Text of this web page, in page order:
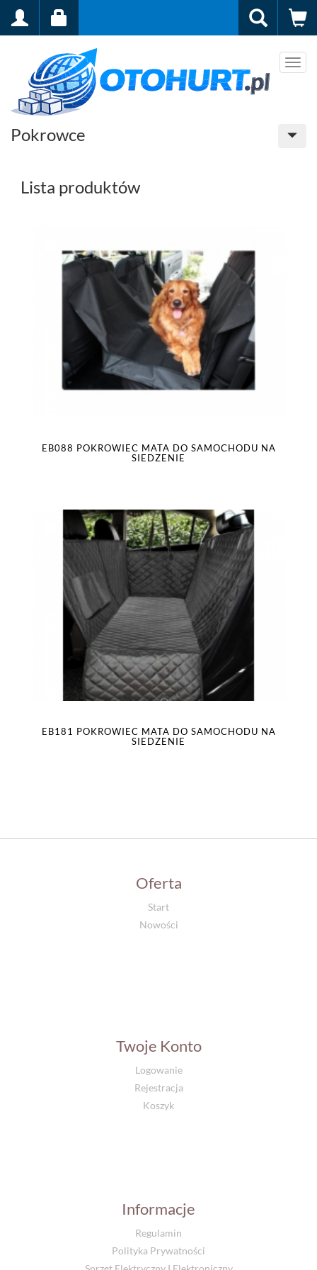
Menu
Pokrowce
Lista produktów
EB088 POKROWIEC MATA DO SAMOCHODU NA
SIEDZENIE
EB181 POKROWIEC MATA DO SAMOCHODU NA
SIEDZENIE
Oferta
Start
Nowości
Twoje Konto
Logowanie
Rejestracja
Koszyk
Informacje
Regulamin
Polityka Prywatności